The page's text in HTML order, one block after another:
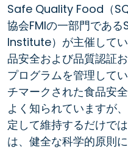
Safe Quality Food（
協会FMIの一部門であ
Institute）が主催して
品安全および品質認証
プログラムを管理して
チマークされた食品安
よく知られていますが
定して維持するだけで
は、健全な科学的原則